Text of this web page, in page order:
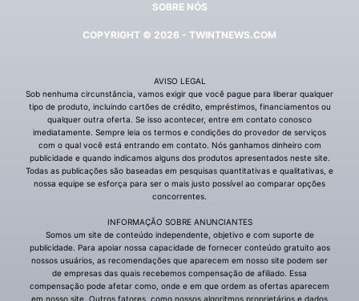
SOBRE NÓS
COPYRIGHT © 2026 - TWINTNEWS.COM